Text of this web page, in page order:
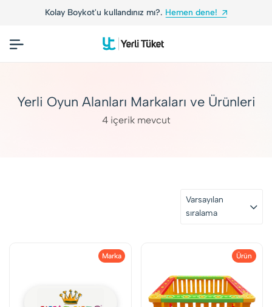
Kolay Boykot'u kullandınız mı?. Hemen dene!
Yerli Oyun Alanları Markaları ve Ürünleri
4 içerik mevcut
Varsayılan
sıralama
Marka Ürün